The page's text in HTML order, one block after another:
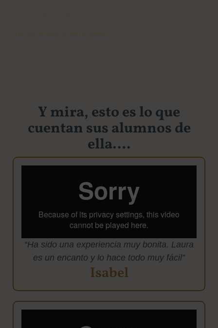
Y mira, esto es lo que
cuentan sus alumnos de
ella….
“Ha sido una experiencia muy bonita. Laura
es un encanto y lo hace todo muy fácil”
Isabel